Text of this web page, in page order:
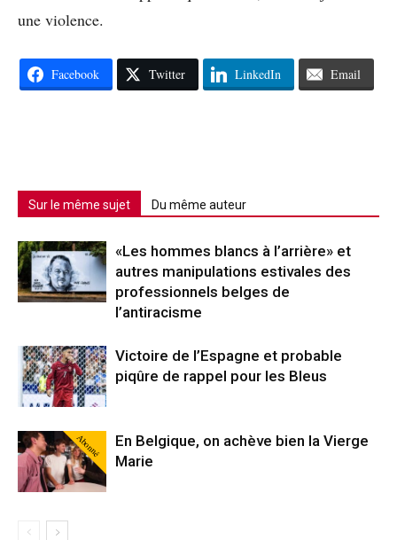
une violence.
Facebook Twitter LinkedIn Email
Sur le même sujet Du même auteur
«Les hommes blancs à l’arrière» et
autres manipulations estivales des
professionnels belges de
l’antiracisme
Victoire de l’Espagne et probable
piqûre de rappel pour les Bleus
Abonné
En Belgique, on achève bien la Vierge
Marie